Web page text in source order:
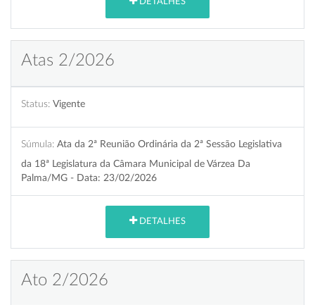
DETALHES
Atas 2/2026
Status: Vigente
Súmula: Ata da 2ª Reunião Ordinária da 2ª Sessão Legislativa
da 18ª Legislatura da Câmara Municipal de Várzea Da
Palma/MG - Data: 23/02/2026
DETALHES
Ato 2/2026